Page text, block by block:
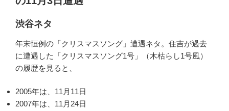
渋谷ネタ
年末恒例の「クリスマスソング」遭遇ネタ。住吉が過去
に遭遇した「クリスマスソング1号」（木枯らし1号風）
の履歴を見ると、
2005年は、11月11日
2007年は、11月24日